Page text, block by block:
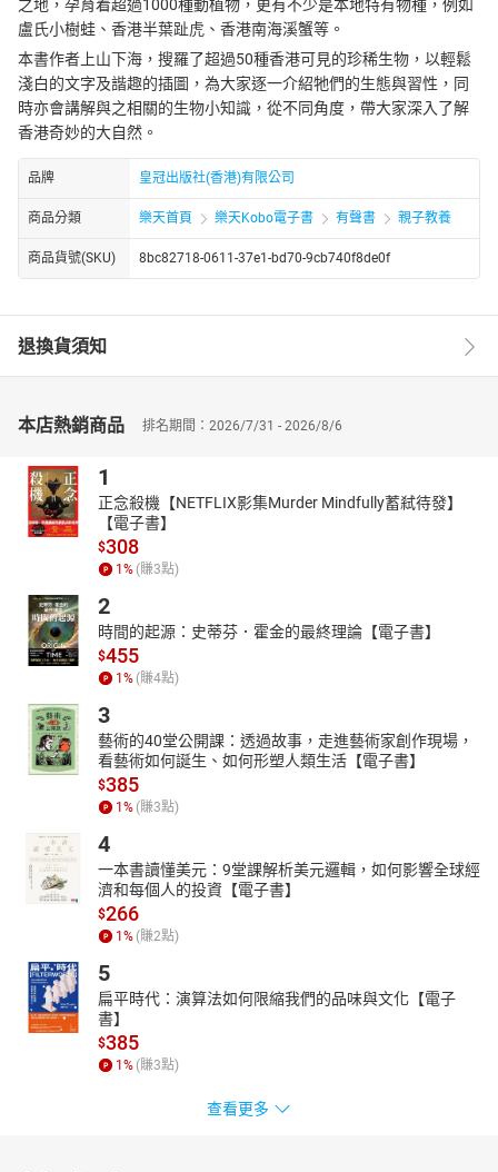
之地，孕育着超過1000種動植物，更有不少是本地特有物種，例如
盧氏小樹蛙、香港半葉趾虎、香港南海溪蟹等。
本書作者上山下海，搜羅了超過50種香港可見的珍稀生物，以輕鬆
淺白的文字及諧趣的插圖，為大家逐一介紹牠們的生態與習性，同
時亦會講解與之相關的生物小知識，從不同角度，帶大家深入了解
香港奇妙的大自然。
品牌 皇冠出版社(香港)有限公司
商品分類 樂天首頁 樂天Kobo電子書 有聲書 親子教養
商品貨號(SKU) 8bc82718-0611-37e1-bd70-9cb740f8de0f
退換貨須知
本店熱銷商品 排名期間：2026/7/31 - 2026/8/6
1
正念殺機【NETFLIX影集Murder Mindfully蓄弒待發】
【電子書】
$308
1 % (賺3點)
2
時間的起源：史蒂芬．霍金的最終理論【電子書】
$455
1 % (賺4點)
3
藝術的40堂公開課：透過故事，走進藝術家創作現場，
看藝術如何誕生、如何形塑人類生活【電子書】
$385
1 % (賺3點)
4
一本書讀懂美元：9堂課解析美元邏輯，如何影響全球經
濟和每個人的投資【電子書】
$266
1 % (賺2點)
5
扁平時代：演算法如何限縮我們的品味與文化【電子
書】
$385
1 % (賺3點)
查看更多